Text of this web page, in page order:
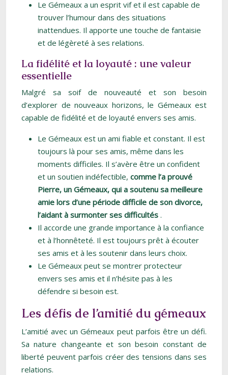
Le Gémeaux a un esprit vif et il est capable de
trouver l’humour dans des situations
inattendues. Il apporte une touche de fantaisie
et de légèreté à ses relations.
La fidélité et la loyauté : une valeur
essentielle
Malgré sa soif de nouveauté et son besoin
d’explorer de nouveaux horizons, le Gémeaux est
capable de fidélité et de loyauté envers ses amis.
Le Gémeaux est un ami fiable et constant. Il est
toujours là pour ses amis, même dans les
moments difficiles. Il s’avère être un confident
et un soutien indéfectible, comme l’a prouvé
Pierre, un Gémeaux, qui a soutenu sa meilleure
amie lors d’une période difficile de son divorce,
l’aidant à surmonter ses difficultés .
Il accorde une grande importance à la confiance
et à l’honnêteté. Il est toujours prêt à écouter
ses amis et à les soutenir dans leurs choix.
Le Gémeaux peut se montrer protecteur
envers ses amis et il n’hésite pas à les
défendre si besoin est.
Les défis de l’amitié du gémeaux
L’amitié avec un Gémeaux peut parfois être un défi.
Sa nature changeante et son besoin constant de
liberté peuvent parfois créer des tensions dans ses
relations.